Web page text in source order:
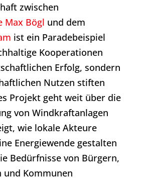
zwischen
Max Bögl und dem
ist ein Paradebeispiel
Kooperationen
Erfolg, sondern
Nutzen stiften
Projekt geht weit über die
von Windkraftanlagen
wie lokale Akteure
Energiewende gestalten
Bedürfnisse von Bürgern,
und Kommunen